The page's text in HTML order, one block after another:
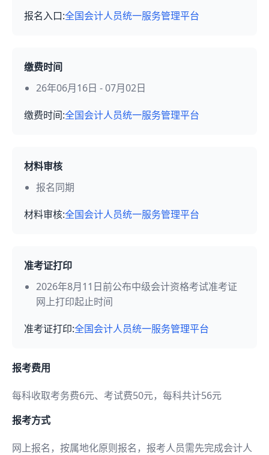
报名入口:全国会计人员统一服务管理平台
缴费时间
26年06月16日 - 07月02日
缴费时间:全国会计人员统一服务管理平台
材料审核
报名同期
材料审核:全国会计人员统一服务管理平台
准考证打印
2026年8月11日前公布中级会计资格考试准考证
网上打印起止时间
准考证打印:全国会计人员统一服务管理平台
报考费用
每科收取考务费6元、考试费50元，每科共计56元
报考方式
网上报名，按属地化原则报名，报考人员需先完成会计人